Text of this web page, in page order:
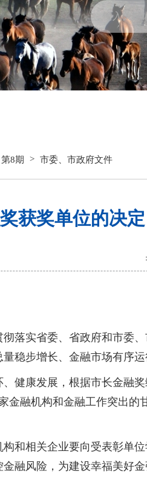
第8期 > 市委、市政府文件
获奖单位的决定
：
落实省委、省政府和市委
稳步增长、金融市场有序运
健康发展，根据市长金融
金融机构和金融工作突出的
和相关企业要向受表彰单
融风险，为建设幸福美好